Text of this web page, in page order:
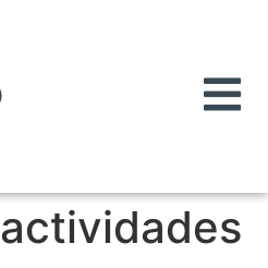
actividades